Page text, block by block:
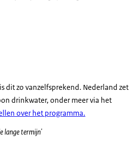
dit zo vanzelfsprekend. Nederland zet
drinkwater, onder meer via het
over het programma.
lange termijn'